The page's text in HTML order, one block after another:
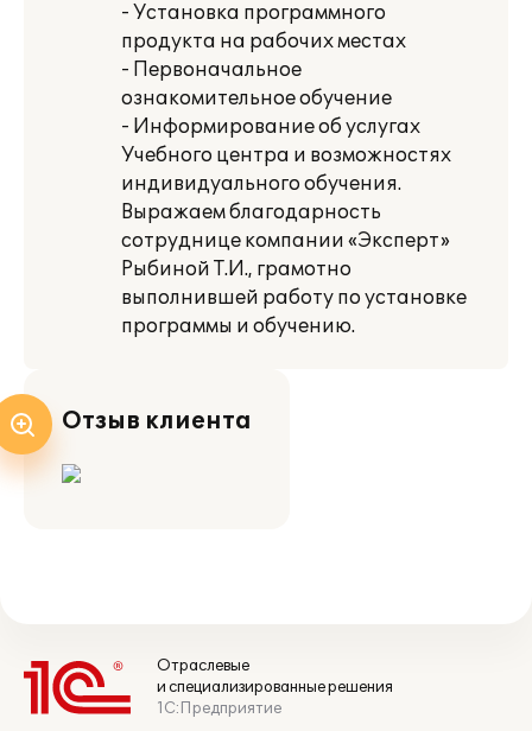
- Установка программного
продукта на рабочих местах
- Первоначальное
ознакомительное обучение
- Информирование об услугах
Учебного центра и возможностях
индивидуального обучения.
Выражаем благодарность
сотруднице компании «Эксперт»
Рыбиной Т.И., грамотно
выполнившей работу по установке
программы и обучению.
Отзыв клиента
Отраслевые
и специализированные решения
1С:Предприятие